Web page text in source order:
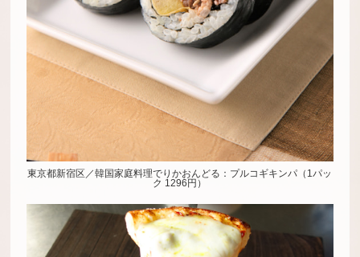
東京都新宿区／韓国家庭料理でりかおんどる：プルコギキンパ（1パッ
ク 1296円）